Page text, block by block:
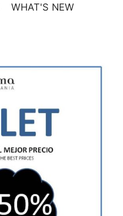
WHAT'S NEW